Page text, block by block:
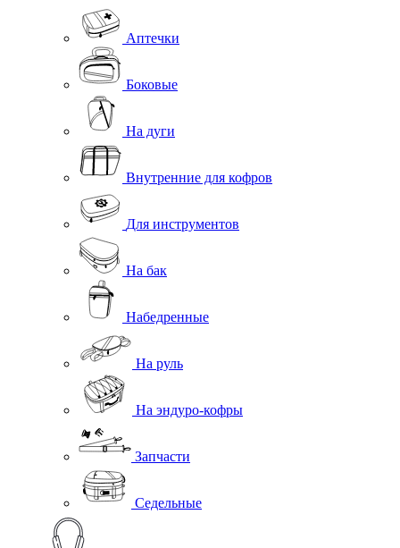
Аптечки
Боковые
На дуги
Внутренние для кофров
Для инструментов
На бак
Набедренные
На руль
На эндуро-кофры
Запчасти
Седельные